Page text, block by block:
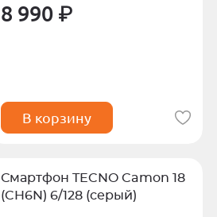
8 990 ₽
В корзину
Смартфон TECNO Camon 18
(CH6N) 6/128 (серый)